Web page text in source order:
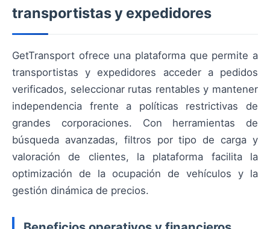
transportistas y expedidores
GetTransport ofrece una plataforma que permite a
transportistas y expedidores acceder a pedidos
verificados, seleccionar rutas rentables y mantener
independencia frente a políticas restrictivas de
grandes corporaciones. Con herramientas de
búsqueda avanzadas, filtros por tipo de carga y
valoración de clientes, la plataforma facilita la
optimización de la ocupación de vehículos y la
gestión dinámica de precios.